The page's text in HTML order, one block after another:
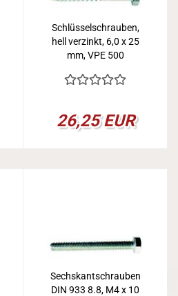
Schlüsselschrauben,
hell verzinkt, 6,0 x 25
mm, VPE 500
26,25 EUR
Sechskantschrauben
DIN 933 8.8, M4 x 10